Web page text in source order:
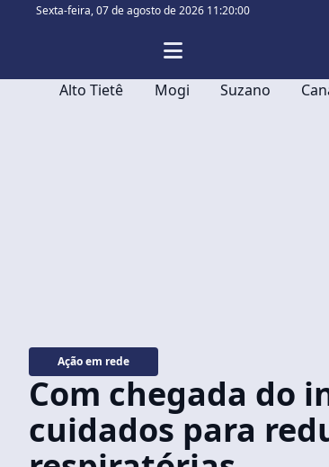
Sexta-feira,07 de agosto de 2026 11:20:01
Alto Tietê Mogi Suzano
Ação em rede
Com chegada do
cuidados para